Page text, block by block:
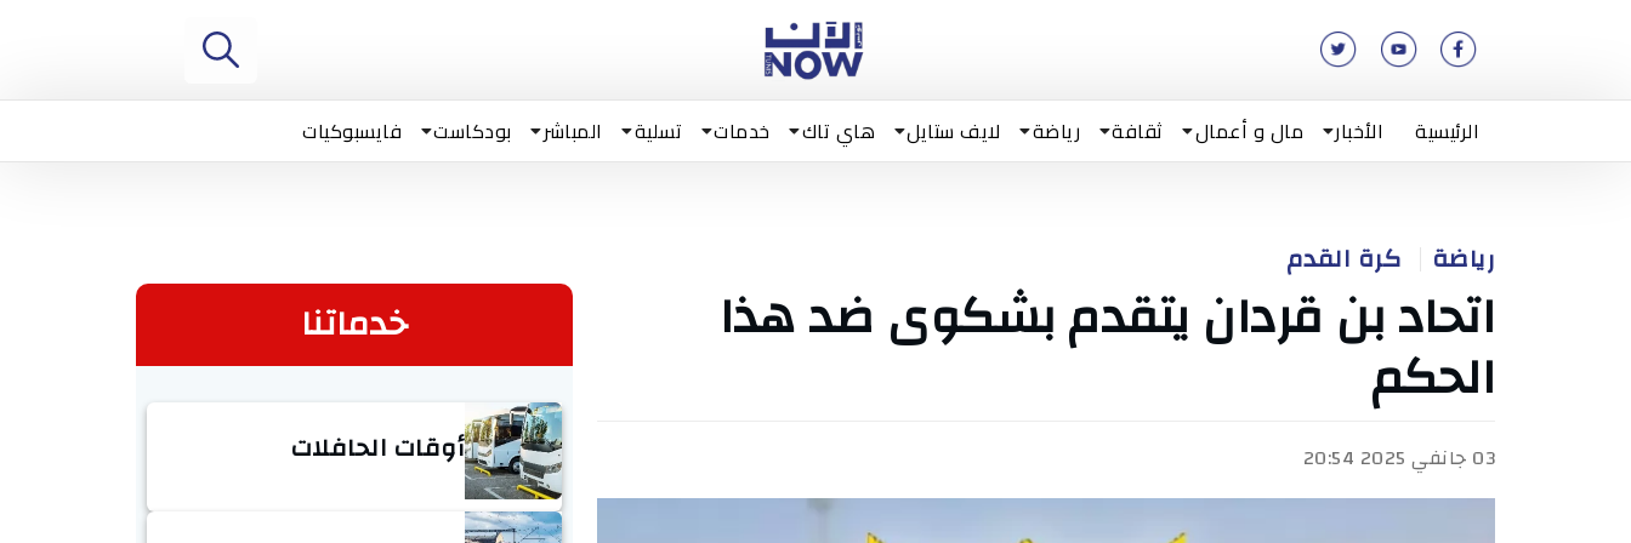
الرئيسية الأخبار مال و أعمال ثقافة رياضة لايف ستايل هاي تاك خدمات تسلية المباشر بودكاست فايسبوكيات
رياضة كرة القدم
اتحاد بن قردان يتقدم بشكوى ضد هذا
الحكم
03 جانفي 2025 20:54
خدماتنا
أوقات الحافلات